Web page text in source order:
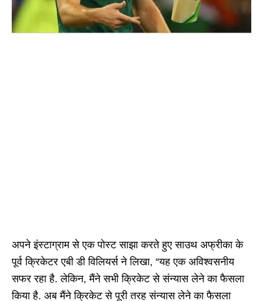
अपने इंस्टाग्राम से एक पोस्ट साझा करते हुए साउथ अफ्रीका के
पूर्व क्रिकेटर एबी डी विलियर्स ने लिखा, “यह एक अविश्वसनीय
सफर रहा है. लेकिन, मैंने सभी क्रिकेट से संन्यास लेने का फैसला
किया है. अब मैंने क्रिकेट से पूरी तरह संन्यास लेने का फैसला